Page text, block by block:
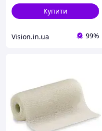
Купити
Vision.in.ua 99%